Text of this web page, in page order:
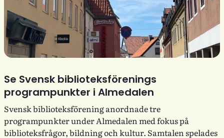
Se Svensk biblioteksförenings
programpunkter i Almedalen
Svensk biblioteksförening anordnade tre
programpunkter under Almedalen med fokus på
biblioteksfrågor, bildning och kultur. Samtalen spelades